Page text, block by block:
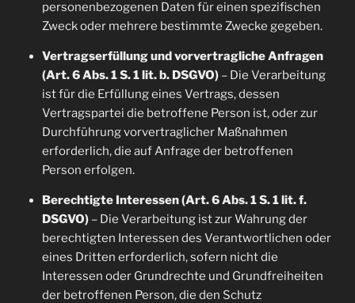
personenbezogenen Daten für einen spezifischen
Zweck oder mehrere bestimmte Zwecke gegeben.
Vertragserfüllung und vorvertragliche Anfragen
(Art. 6 Abs. 1 S. 1 lit. b. DSGVO)– Die Verarbeitung
ist für die Erfüllung eines Vertrags, dessen
Vertragspartei die betroffene Person ist, oder zur
Durchführung vorvertraglicher Maßnahmen
erforderlich, die auf Anfrage der betroffenen
Person erfolgen.
Berechtigte Interessen (Art. 6 Abs. 1 S. 1 lit. f.
DSGVO)– Die Verarbeitung ist zur Wahrung der
berechtigten Interessen des Verantwortlichen oder
eines Dritten erforderlich, sofern nicht die
Interessen oder Grundrechte und Grundfreiheiten
der betroffenen Person, die den Schutz